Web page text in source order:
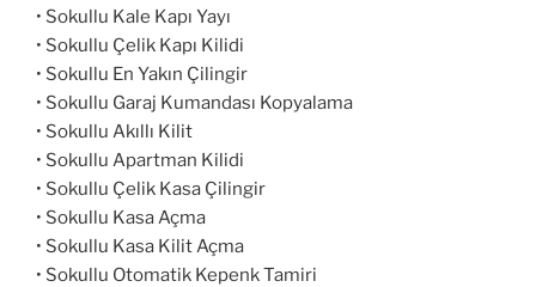
• Sokullu Kale Kapı Yayı
• Sokullu Çelik Kapı Kilidi
• Sokullu En Yakın Çilingir
• Sokullu Garaj Kumandası Kopyalama
• Sokullu Akıllı Kilit
• Sokullu Apartman Kilidi
• Sokullu Çelik Kasa Çilingir
• Sokullu Kasa Açma
• Sokullu Kasa Kilit Açma
• Sokullu Otomatik Kepenk Tamiri